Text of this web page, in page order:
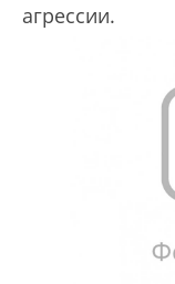
агрессии.